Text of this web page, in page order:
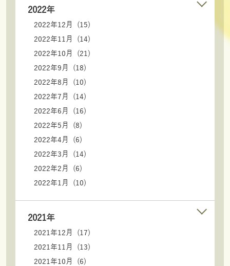
2022年
2022年12月 (15)
2022年11月 (14)
2022年10月 (21)
2022年9月 (18)
2022年8月 (10)
2022年7月 (14)
2022年6月 (16)
2022年5月 (8)
2022年4月 (6)
2022年3月 (14)
2022年2月 (6)
2022年1月 (10)
2021年
2021年12月 (17)
2021年11月 (13)
2021年10月 (6)